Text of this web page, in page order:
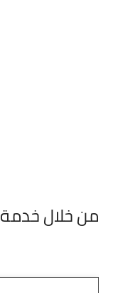
من خلال خدمة Windows Update